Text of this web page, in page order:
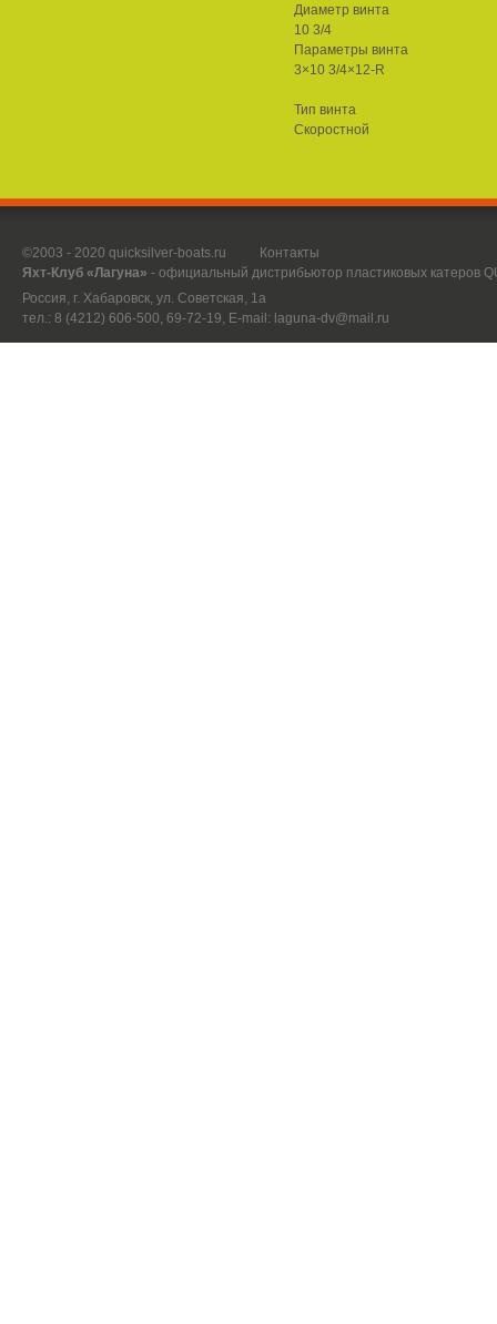
Диаметр винта
10 3/4
Параметры винта
3×10 3/4×12-R
Тип винта
Скоростной
©2003 - 2020 quicksilver-boats.ru
Контакты
Яхт-Клуб «Лагуна» - официальный дистрибьютор пластиковых катеров
Россия, г. Хабаровск, ул. Советская, 1а
тел.: 8 (4212) 606-500, 69-72-19, E-mail: laguna-dv@mail.ru